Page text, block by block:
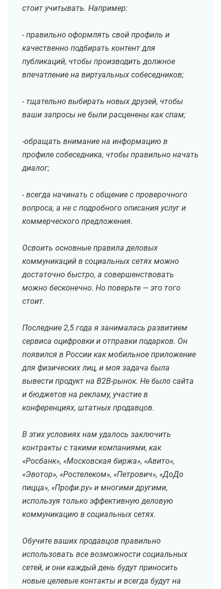
стоит учитывать. Например:
- правильно оформлять свой профиль и
качественно подбирать контент для
публикаций, чтобы производить должное
впечатление на виртуальных собеседников;
- тщательно выбирать новых друзей, чтобы
ваши запросы не были расценены как спам;
-обращать внимание на информацию в
профиле собеседника, чтобы правильно начать
диалог;
- всегда начинать с общение с проверочного
вопроса, а не с подробного описания услуг и
коммерческого предложения.
Освоить основные правила деловых
коммуникаций в социальных сетях можно
достаточно быстро, а совершенствовать
можно бесконечно. Но поверьте — это того
стоит.
Последние 2,5 года я занималась развитием
сервиса оцифровки и отправки подарков. Он
появился в России как мобильное приложение
для физических лиц, и моя задача была
вывести продукт на B2B-рынок. Не было сайта
и бюджетов на рекламу, участие в
конференциях, штатных продавцов.
В этих условиях нам удалось заключить
контракты с такими компаниями, как
«Росбанк», «Московская биржа», «Авито»,
«Эвотор», «Ростелеком», «Петрович», «ДоДо
пицца», «Профи.ру» и многими другими,
используя только эффективную деловую
коммуникацию в социальных сетях.
Обучите ваших продавцов правильно
использовать все возможности социальных
сетей, и они каждый день будут приносить
новые целевые контакты и всегда будут на